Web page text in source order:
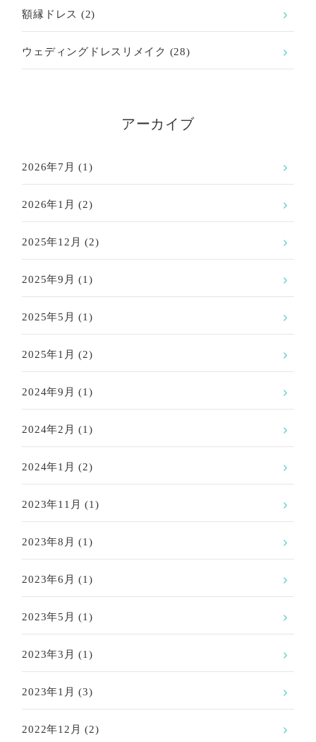
額縁ドレス (2)
ウェディングドレスリメイク (28)
アーカイブ
2026年7月 (1)
2026年1月 (2)
2025年12月 (2)
2025年9月 (1)
2025年5月 (1)
2025年1月 (2)
2024年9月 (1)
2024年2月 (1)
2024年1月 (2)
2023年11月 (1)
2023年8月 (1)
2023年6月 (1)
2023年5月 (1)
2023年3月 (1)
2023年1月 (3)
2022年12月 (2)